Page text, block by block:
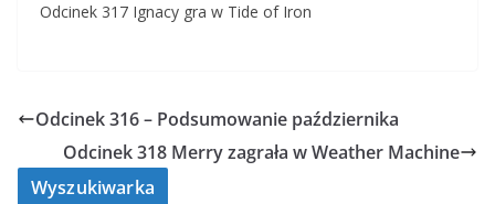
Odcinek 317 Ignacy gra w Tide of Iron
Odcinek 316 – Podsumowanie października
Odcinek 318 Merry zagrała w Weather Machine
Wyszukiwarka